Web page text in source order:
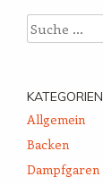
Suche
KATEGORIEN
Allgemein
Backen
Dampfgaren